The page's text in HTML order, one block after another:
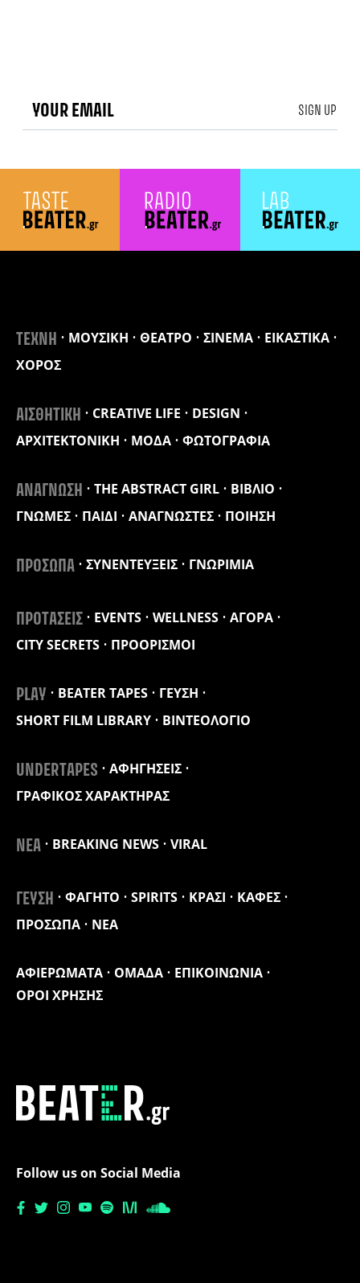
ΤΕΧΝΗ ΜΟΥΣΙΚΗ ΘΕΑΤΡΟ ΣΙΝΕΜΑ
ΕΙΚΑΣΤΙΚΑ
ΧΟΡΟΣ
ΑΙΣΘΗΤΙΚΗ CREATIVE LIFE
DESIGN
ΑΡΧΙΤΕΚΤΟΝΙΚΗ
ΜΟΔΑ ΦΩΤΟΓΡΑΦΙΑ
ΑΝΑΓΝΩΣΗ THE ABSTRACT GIRL
ΒΙΒΛΙΟ
ΓΝΩΜΕΣ
ΠΑΙΔΙ ΑΝΑΓΝΩΣΤΕΣ ΠΟΙΗΣΗ
ΠΡΟΣΩΠΑ ΣΥΝΕΝΤΕΥΞΕΙΣ ΓΝΩΡΙΜΙΑ
ΑΦΙΕΡΩΜΑΤΑ ΟΜΑΔΑ
ΕΠΙΚΟΙΝΩΝΙΑ
ΟΡΟΙ ΧΡΗΣΗΣ
ΠΡΟΤΑΣΕΙΣ EVENTS WELLNESS
ΑΓΟΡΑ
CITY SECRETS
ΠΡΟΟΡΙΣΜΟΙ
PLAY BEATER TAPES
ΓΕΥΣΗ
SHORT FILM LIBRARY
ΒΙΝΤΕΟΛΟΓΙΟ
UNDERTAPES
ΑΦΗΓΗΣΕΙΣ
ΓΡΑΦΙΚΟΣ ΧΑΡΑΚΤΗΡΑΣ
ΝΕΑ BREAKING NEWS VIRAL
ΓΕΥΣΗ ΦΑΓΗΤΟ SPIRITS ΚΡΑΣΙ
ΚΑΦΕΣ
ΠΡΟΣΩΠΑ
ΝΕΑ
Follow us on Social Media
SIGN UP